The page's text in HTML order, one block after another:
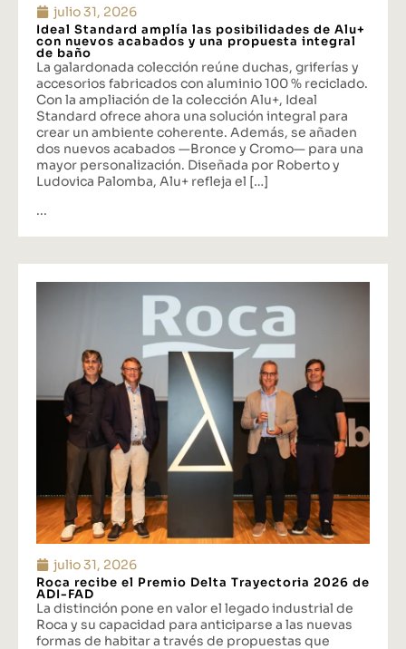
julio 31, 2026
Ideal Standard amplía las posibilidades de Alu+
con nuevos acabados y una propuesta integral
de baño
La galardonada colección reúne duchas, griferías y
accesorios fabricados con aluminio 100 % reciclado.
Con la ampliación de la colección Alu+, Ideal
Standard ofrece ahora una solución integral para
crear un ambiente coherente. Además, se añaden
dos nuevos acabados —Bronce y Cromo— para una
mayor personalización. Diseñada por Roberto y
Ludovica Palomba, Alu+ refleja el […]
julio 31, 2026
Roca recibe el Premio Delta Trayectoria 2026 de
ADI-FAD
La distinción pone en valor el legado industrial de
Roca y su capacidad para anticiparse a las nuevas
formas de habitar a través de propuestas que